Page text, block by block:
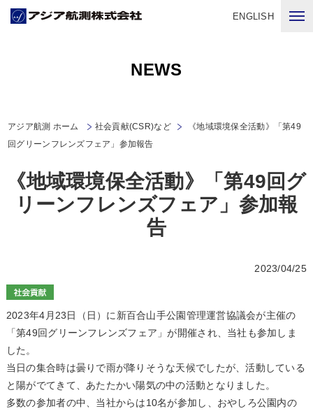
ENGLISH
NEWS
アジア航測 ホーム 社会貢献(CSR)など
《地域環境保全活動》「第49
回グリーンフレンズフェア」参加報告
《地域環境保全活動》「第49回グ
リーンフレンズフェア」参加報
告
2023/04/25
2023年4月23日（日）に新百合山手公園管理運営協議会が主催の
「第49回グリーンフレンズフェア」が開催され、当社も参加しま
した。
当日の集合時は曇りで雨が降りそうな天候でしたが、活動している
と陽がでてきて、あたたかい陽気の中の活動となりました。
多数の参加者の中、当社からは10名が参加し、おやしろ公園内の